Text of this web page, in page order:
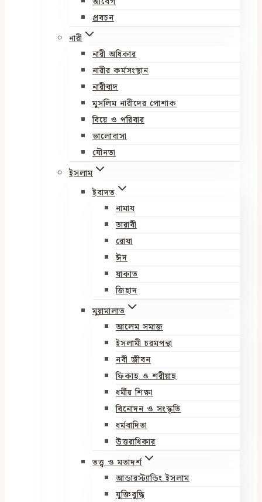
প্রবচন
নারী
নারী অধিকার
নারীর কর্মসংস্থান
নারীবাদ
মুসলিম নারীদের পোশাক
বিয়ে ও পরিবার
ভালোবাসা
যৌনতা
ইসলাম
ইবাদত
নামায
তারাবী
রোযা
ঈদ
যাকাত
জিহাদ
মুয়ামালাত
আলেম সমাজ
ইসলামী চরমপন্থা
নবী জীবন
ফিকাহ ও শরীয়াহ
ধর্মীয় শিক্ষা
বিনোদন ও সংস্কৃতি
ধর্মবাদিতা
উত্তরাধিকার
তত্ত্ব ও মতাদর্শ
আন্ডারস্ট্যান্ডিং ইসলাম
যুক্তিবুদ্ধি